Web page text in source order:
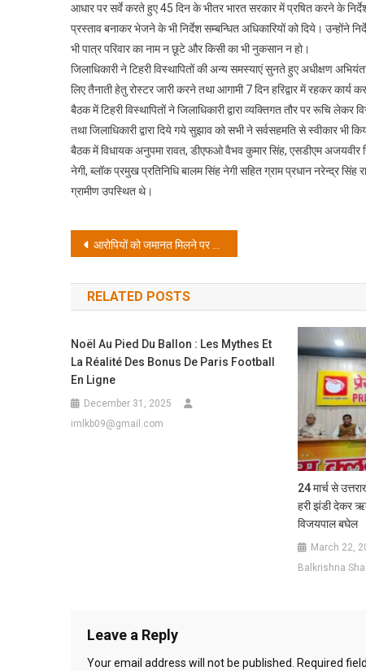
आधार पर सर्वे करते हुए 45 दिन के भीतर भारत सरकार में प्रषित करने के
प्रस्ताव बनाकर भेजने के भी निर्देश सम्बन्धित अधिकारियों को दिये। उन्होंने
भी पात्र परिवार का नाम न छूटे और किसी का भी नुकसान न हो।
जिलाधिकारी ने टिहरी विस्थापितों की अन्य समस्याएं सुनते हुए अधीक्षण
लिए तैनाती हेतु रोस्टर जारी करने तथा आगामी 7 दिन हरिद्वार में रहकर कार्य
बैठक में टिहरी विस्थापितों ने जिलाधिकारी द्वारा व्यक्तिगत तौर पर रूचि
तथा जिलाधिकारी द्वारा दिये गये सुझाव को सभी ने सर्वसहमति से स्वीकार भी
बैठक में विधायक अनुपमा रावत, डीएफओ वैभव कुमार सिंह, एसडीएम अजयवीर
नेगी, ब्लॉक प्रमुख प्रतिनिधि बालम सिंह नेगी सहित ग्राम प्रधान नरेन्द्र
ग्रामीण उपस्थित थे।
Post
navigation
आरोपियों को जमानत मिलने पर विश्व हिन्दू परिषद ने व्यक्त की कड़ी प्रतिक्रिया, लचर जांच और कमजोर पैरवी के चलते मिली आरोपियों को जमानत: अनुज वालिया
RELATED POSTS
Noël Au Pied Du Ballon : Les Mythes Et
La Réalité Des Bonus De Paris Football
En Ligne
December 31, 2025
imlkb09@gmail.com
24 मार्च से
हरी झंडी देकर
विजयपाल बघेल
March 22,
Balkrishna
Leave a Reply
Your email address will not be published. Required